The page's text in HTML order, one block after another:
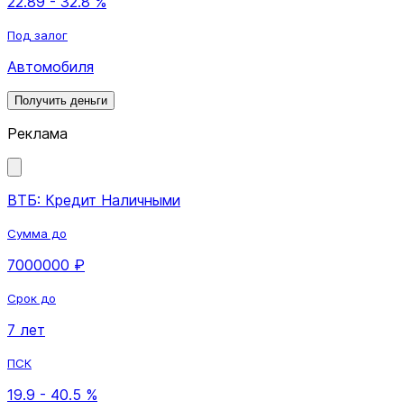
Под залог
Автомобиля
Получить деньги
Реклама
ВТБ: Кредит Наличными
Сумма до
7000000 ₽
Срок до
7 лет
ПСК
19.9 - 40.5 %